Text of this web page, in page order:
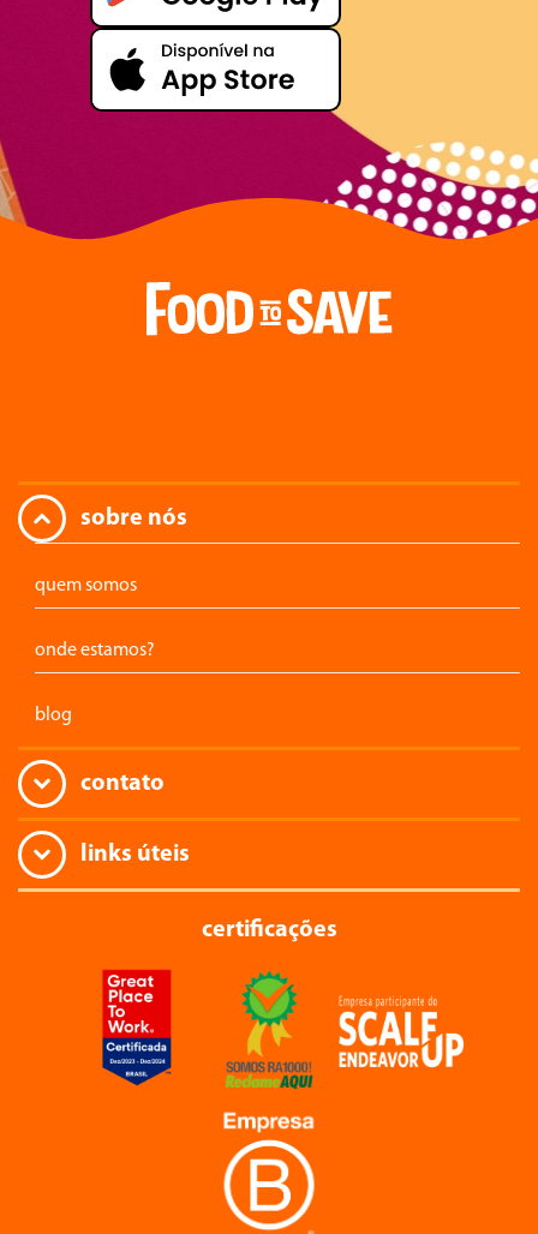
sobre nós
quem somos
onde estamos?
blog
contato
links úteis
certificações